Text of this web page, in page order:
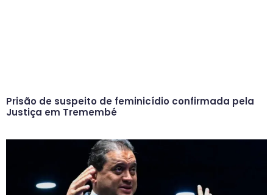
Prisão de suspeito de feminicídio confirmada pela
Justiça em Tremembé